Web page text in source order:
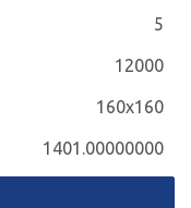
5
12000
160x160
1401.00000000